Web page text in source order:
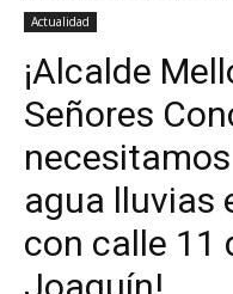
Actualidad
¡Alcalde
Señores
agua lluvias
con calle 11